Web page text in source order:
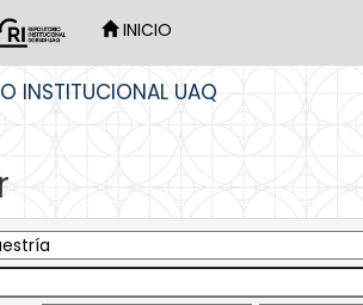
INICIO
INSTITUCIONAL UAQ